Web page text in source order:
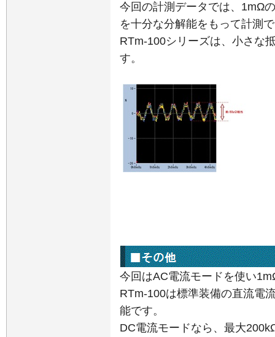
今回の計測データでは、1mΩ
を十分な分解能をもって計測
RTm-100シリーズは、小さな
す。
今回はAC電流モードを使い
RTm-100は標準装備の直流電
能です。
DC電流モードなら、最大